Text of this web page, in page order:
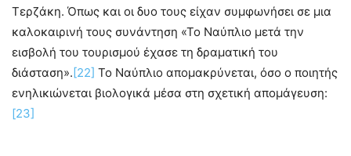
Τερζάκη. Όπως και οι δυο τους είχαν συμφωνήσει σε μια
καλοκαιρινή τους συνάντηση «Το Ναύπλιο μετά την
εισβολή του τουρισμού έχασε τη δραματική του
διάσταση». [22] Το Ναύπλιο απομακρύνεται, όσο ο ποιητής
ενηλικιώνεται βιολογικά μέσα στη σχετική απομάγευση:
[23]